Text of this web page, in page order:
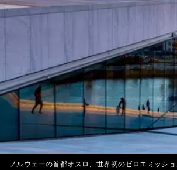
ノルウェーの首都オスロ、世界初のゼロエミッシ